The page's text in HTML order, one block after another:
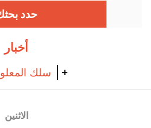
على باريس، إضافة إلى كواليس
من خلال جولات موجهة! حدد
أخبار
سلك يقرأ +
الاثنين